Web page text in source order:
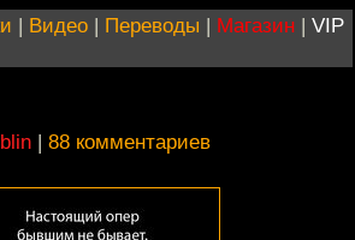
| Видео | Переводы | Магазин | VIP
| 88 комментариев